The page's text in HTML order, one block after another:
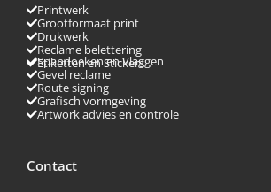
Printwerk
Grootformaat print
Drukwerk
Reclame belettering
Etiketten en Stickers
Spandoeken en Vlaggen
Gevel reclame
Route signing
Grafisch vormgeving
Artwork advies en controle
Contact